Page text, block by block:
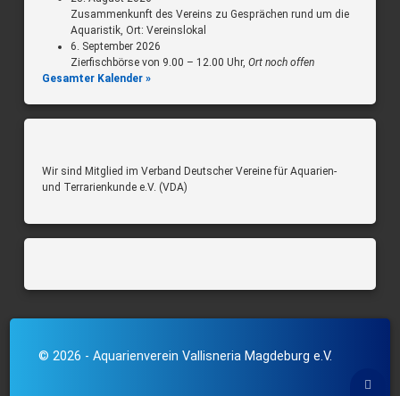
Zusammenkunft des Vereins zu Gesprächen rund um die
Aquaristik, Ort: Vereinslokal
6. September 2026
Zierfischbörse von 9.00 – 12.00 Uhr,Ort noch offen
Gesamter Kalender »
Wir sind Mitglied im Verband Deutscher Vereine für Aquarien-
und Terrarienkunde e.V. (VDA)
© 2026 - Aquarienverein Vallisneria Magdeburg e.V.